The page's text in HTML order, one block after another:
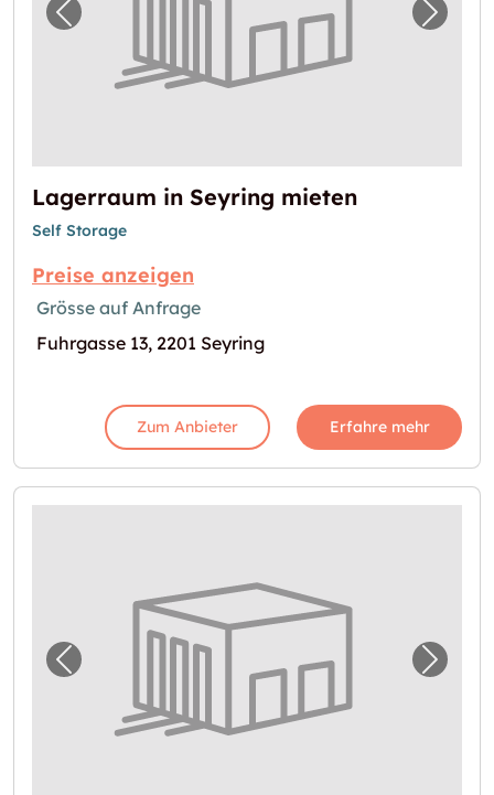
Vorheriges Bild für "Lagerraum in Seyring
Lagerraum in Seyring mieten
Self Storage
Preise anzeigen
Grösse auf Anfrage
Fuhrgasse 13, 2201 Seyring
Zum Anbieter Erfahre mehr
Vorheriges Bild für "Garage in